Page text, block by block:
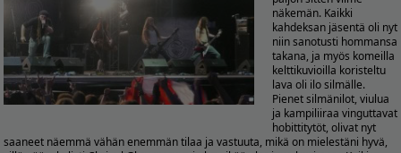
näkemän. Kaikki
kahdeksan jäsentä oli nyt
niin sanotusti hommansa
takana, ja myös komeilla
kelttikuvioilla koristeltu
lava oli ilo silmälle.
Pienet silmänilot, viulua
ja kampiliiraa vinguttavat
hobittitytöt, olivat nyt
saaneet näemmä vähän enemmän tilaa ja vastuuta, mikä on mielestäni hyvä,